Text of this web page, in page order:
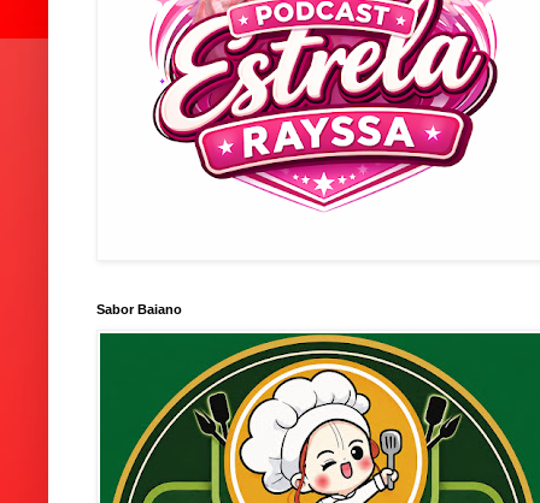
Sabor Baiano